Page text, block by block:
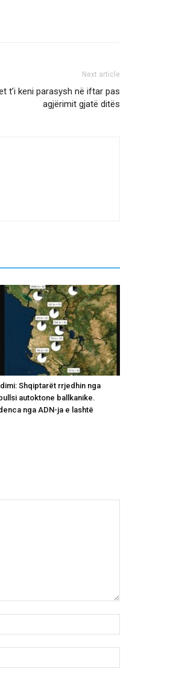
Next article
t’i keni parasysh në iftar pas
agjërimit gjatë ditës
Shqiptarët rrjedhin nga
autoktone ballkanike.
nga ADN-ja e lashtë